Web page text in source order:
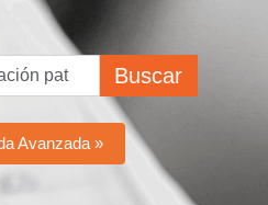
Buscar
Avanzada »